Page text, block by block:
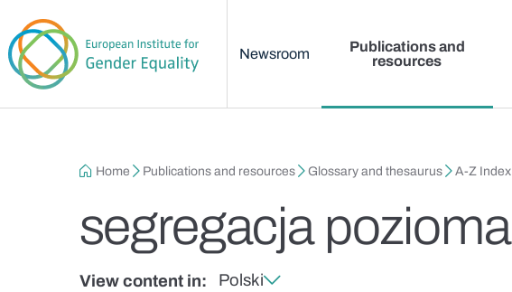
Newsroom
Publications and
resources
Breadcrumb
Home Publications and resources Glossary and thesaurus A-Z Index
segregacja pozioma
View content in: Polski